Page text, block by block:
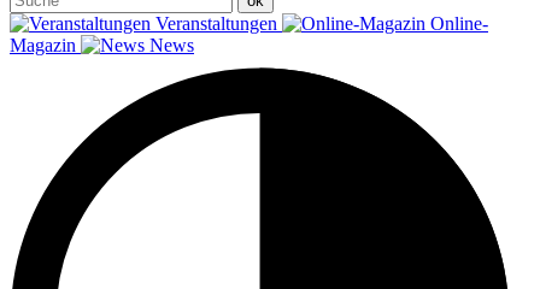
Veranstaltungen
Online-
Magazin
News